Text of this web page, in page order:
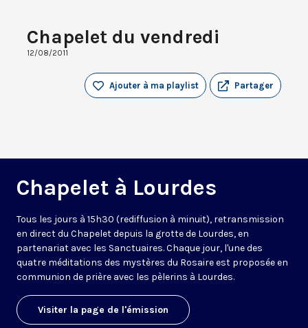
Chapelet du vendredi
12/08/2011
Partager
Ajouter à ma playlist
Chapelet à Lourdes
Tous les jours à 15h30 (rediffusion à minuit), retransmission
en direct du Chapelet depuis la grotte de Lourdes, en
partenariat avec les Sanctuaires. Chaque jour, l'une des
quatre méditations des mystères du Rosaire est proposée en
communion de prière avec les pèlerins à Lourdes.
Visiter la page de l'émission